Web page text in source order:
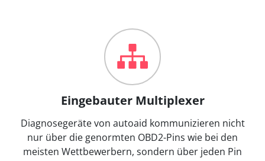
Eingebauter Multiplexer
Diagnosegeräte von autoaid kommunizieren nicht
nur über die genormten OBD2-Pins wie bei den
meisten Wettbewerbern, sondern über jeden Pin